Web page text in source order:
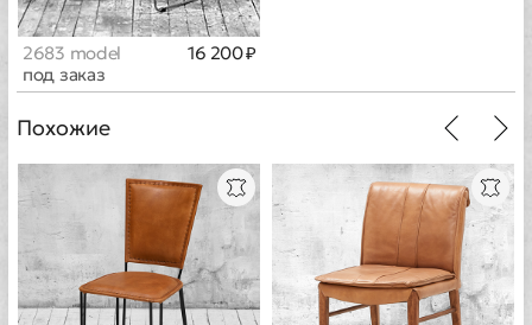
2683 model
под заказ
16 200 ₽
Похожие